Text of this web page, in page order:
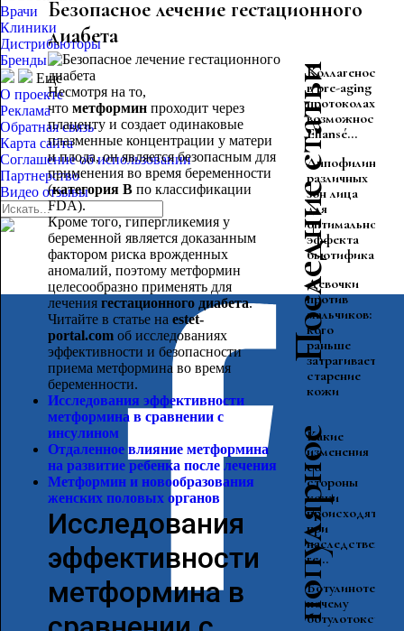
Врачи
Клиники
Дистрибьюторы
Бренды
Еще
О проекте
Реклама
Обратная связь
Карта сайта
Соглашение об использовании
Партнерство
Видео отзывы
Безопасное лечение гестационного
диабета
Несмотря на то,
что метформинпроходит через
плаценту и создает одинаковые
плазменные концентрации у матери
и плода, он является безопасным для
применения во время беременности
(категория Впо классификации
FDA).
Кроме того, гипергликемия у
беременной является доказанным
фактором риска врожденных
аномалий, поэтому метформин
целесообразно применять для
лечения гестационного диабета.
Читайте в статье на estet-
portal.comоб исследованиях
эффективности и безопасности
приема метформина во время
беременности.
Исследования эффективности
метформина в сравнении с
инсулином
Отдаленное влияние метформина
на развитие ребенка после лечения
Метформин и новообразования
женских половых органов
Исследования
эффективности
метформина в
Последние статьив pre-aging
протоколах:
возможности
Ellansé...
Липофилинг
различных
зон лица
для
оптимального
эффекта
бьютифика...
Девочки
против
мальчиков:
кого
раньше
затрагивает
старение
кожи
Какие
изменения
со
стороны
кожи
происходят
при
ге...
почему
ботулотоксин